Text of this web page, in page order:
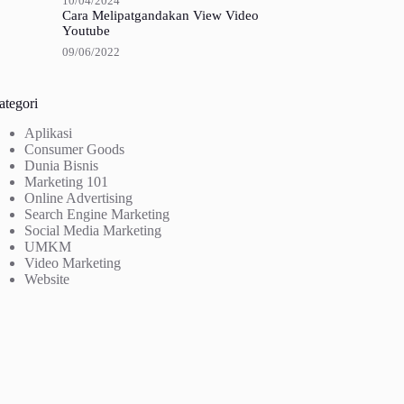
Cara Melipatgandakan View Video
Youtube
09/06/2022
Aplikasi
Consumer Goods
Dunia Bisnis
Marketing 101
Online Advertising
Search Engine Marketing
Social Media Marketing
UMKM
Video Marketing
Website